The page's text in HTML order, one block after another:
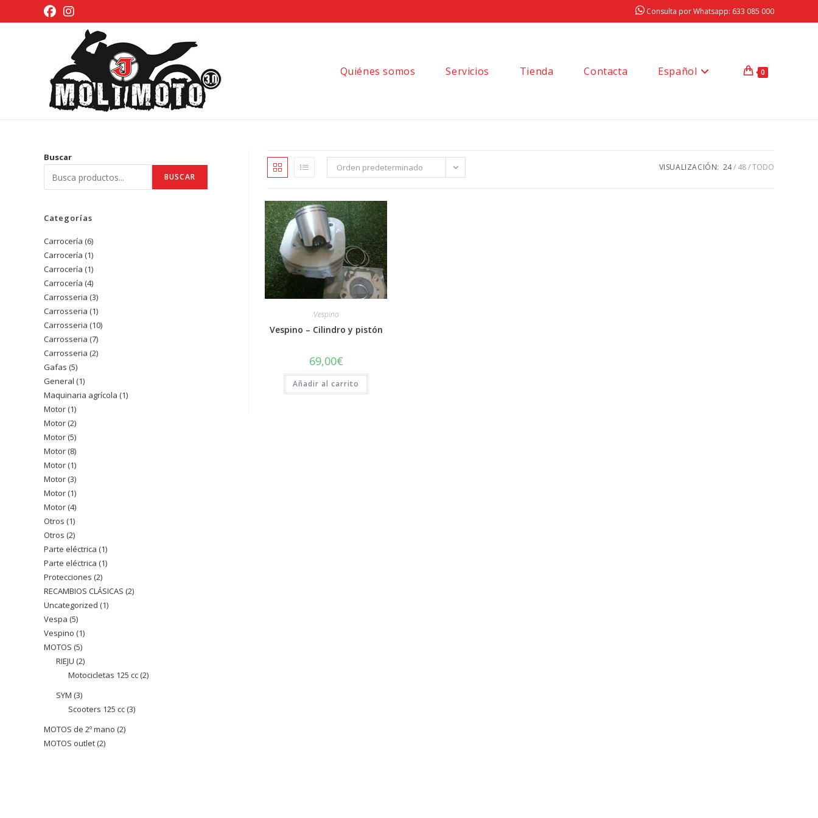
al
Consulta por Whatsapp: 633 085 000
Quiénes somos Servicios Tienda Contacta Español 0
Orden predeterminado VISUALIZACIÓN: 24 48 TODO
Vespino
Vespino – Cilindro y pistón
69,00€
Añadir al carrito
Buscar
BUSCAR
Categorías
Carrocería 66
productos
Carrocería 11
producto
Carrocería 11
producto
Carrocería 44
productos
Carrosseria 33
productos
Carrosseria 11
producto
Carrosseria 1010
Carrosseria 77
productos
Carrosseria 22
Gafas 55
productos
General 11
producto
Maquinaria agrícola 11
Motor 11
producto
Motor 22
productos
Motor 55
productos
Motor 88
productos
Motor 11
producto
Motor 33
productos
Motor 11
producto
Motor 44
productos
Otros 11
producto
Otros 22
productos
Parte eléctrica 11
producto
Parte eléctrica 11
Protecciones 22
productos
RECAMBIOS CLÁSICAS 22
Uncategorized 11
Vespa 55
productos
Vespino 11
MOTOS 55
productos
RIEJU 22
productos
Motocicletas 125 cc 22
SYM 33
productos
Scooters 125 cc 33
MOTOS de 2º mano 22
MOTOS outlet 22